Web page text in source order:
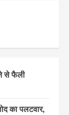
से फैली
का पलटवार,